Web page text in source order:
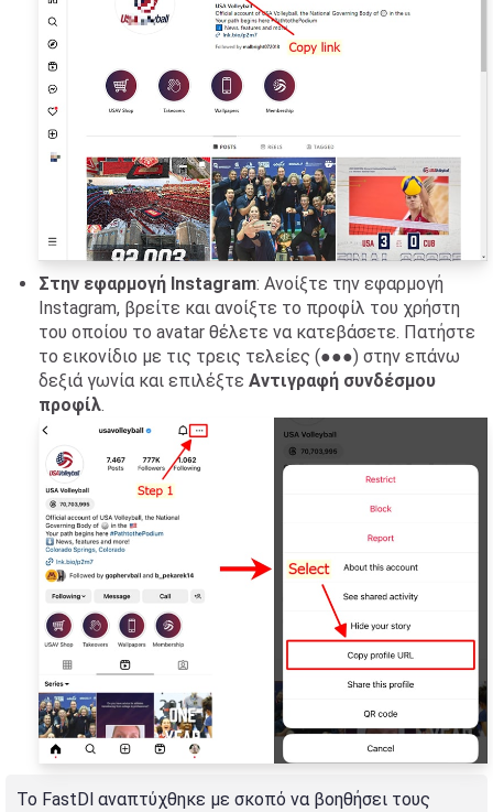
Στην εφαρμογή Instagram: Ανοίξτε την εφαρμογή
Instagram, βρείτε και ανοίξτε το προφίλ του χρήστη
του οποίου το avatar θέλετε να κατεβάσετε. Πατήστε
το εικονίδιο με τις τρεις τελείες (●●●) στην επάνω
δεξιά γωνία και επιλέξτε Αντιγραφή συνδέσμου
προφίλ.
Το FastDl αναπτύχθηκε με σκοπό να βοηθήσει τους